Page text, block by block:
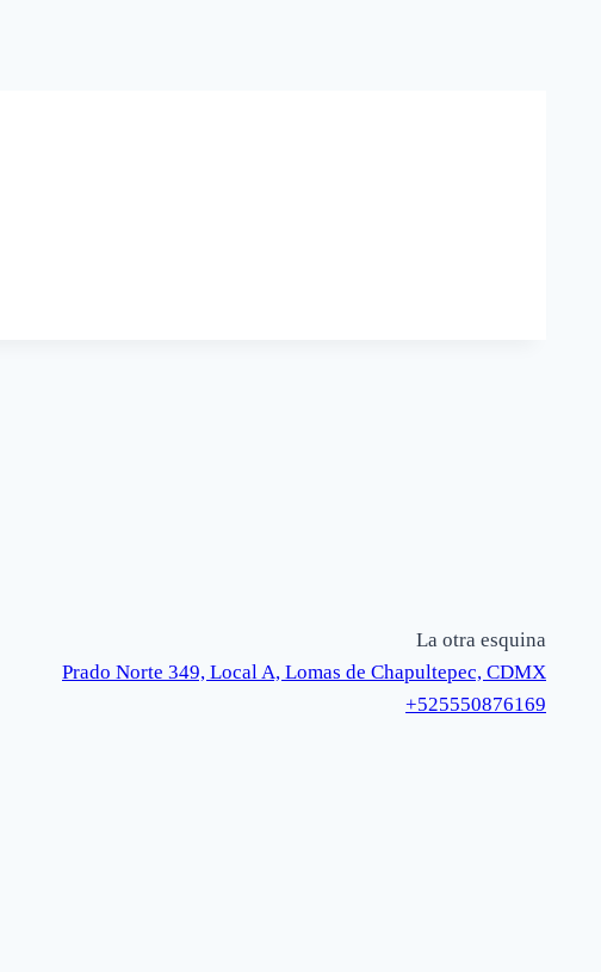
La otra esquina
Prado Norte 349, Local A, Lomas de Chapultepec, CDMX
+525550876169